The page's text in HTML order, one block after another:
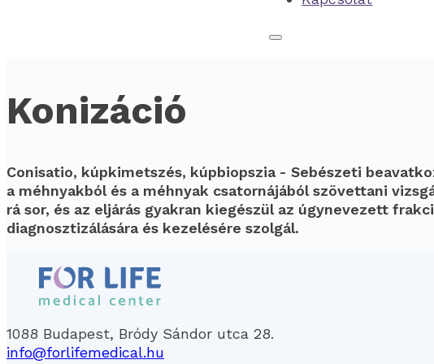
Konizáció
Conisatio, kúpkimetszés, kúpbiopszia - Sebészeti
a méhnyakból és a méhnyak csatornájából szövettani
rá sor, és az eljárás gyakran kiegészül az úgynevezett
diagnosztizálására és kezelésére szolgál.
1088 Budapest, Bródy Sándor utca 28.
info@forlifemedical.hu